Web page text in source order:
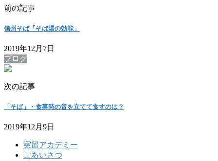
前の記事
信州そば「そば湯の効能」
2019年12月7日
ブログ
次の記事
「そば」・食事時の音を立てて食すのは？
2019年12月9日
実留アカデミー
ごあいさつ